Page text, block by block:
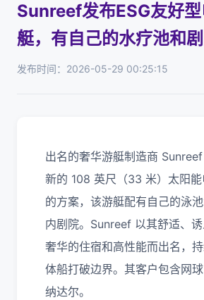
Sunreef发布ESG友好
艇，有自己的水疗池和
发布时间：2026-05-29 00:25:15
出名的奢华游艇制造商
新的 108 英尺（33 米）太阳
的方案，该游艇配有自己的泳
内剧院。Sunreef 以其舒适、
奢华的住宿和高性能而出名，
体船打破边界。其客户包含网球
纳达尔。